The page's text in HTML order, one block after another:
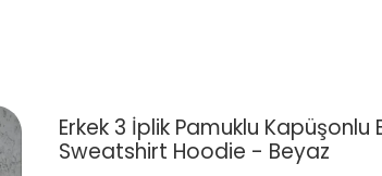
Erkek 3 İplik Pamuklu Kapüşonlu
Sweatshirt Hoodie - Beyaz